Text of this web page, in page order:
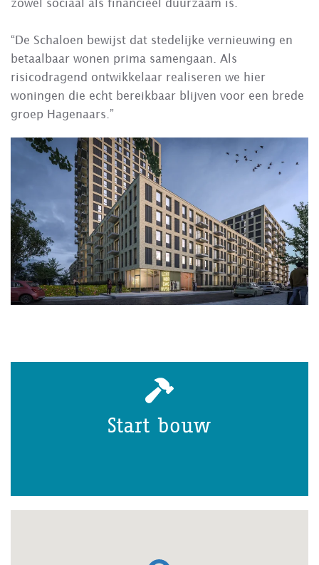
“De Schaloen bewijst dat stedelijke vernieuwing en
betaalbaar wonen prima samengaan. Als
risicodragend ontwikkelaar realiseren we hier
woningen die echt bereikbaar blijven voor een brede
groep Hagenaars.”
Oplevering